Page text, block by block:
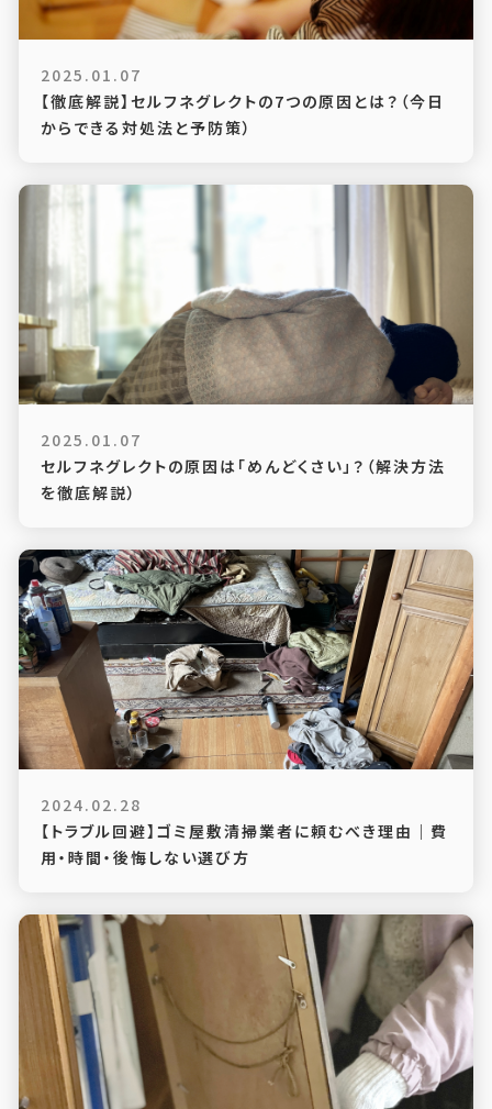
2025.01.07
【徹底解説】セルフネグレクトの7つの原因とは？（今日
からできる対処法と予防策）
2025.01.07
セルフネグレクトの原因は「めんどくさい」？（解決方法
を徹底解説）
2024.02.28
【トラブル回避】ゴミ屋敷清掃業者に頼むべき理由｜費
用・時間・後悔しない選び方